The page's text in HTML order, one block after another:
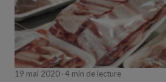
19 mai 2020 4 min de lecture